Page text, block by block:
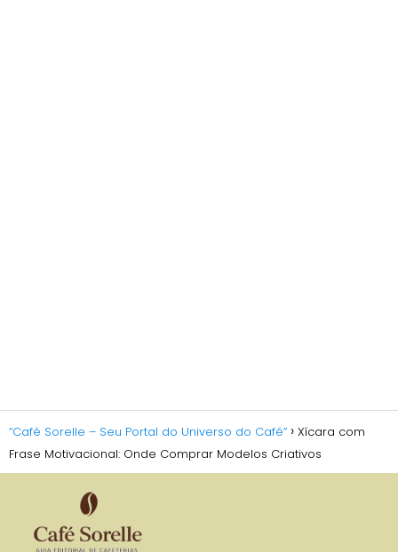
“Café Sorelle – Seu Portal do Universo do Café”
Xícara com
Frase Motivacional: Onde Comprar Modelos Criativos